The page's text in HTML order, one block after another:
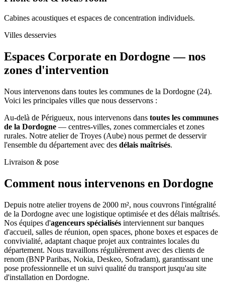
Cabines acoustiques et espaces de concentration individuels.
Villes desservies
Espaces Corporate en Dordogne —nos
zones d'intervention
Nous intervenons dans toutes les communes de la Dordogne (24).
Voici les principales villes que nous desservons :
Au-delà de Périgueux, nous intervenons dans toutes les communes
de la Dordogne — centres-villes, zones commerciales et zones
rurales. Notre atelier de Troyes (Aube) nous permet de desservir
l'ensemble du département avec des délais maîtrisés.
Livraison & pose
Comment nous intervenons en Dordogne
Depuis notre atelier troyens de 2000 m², nous couvrons l'intégralité
de la Dordogne avec une logistique optimisée et des délais maîtrisés.
Nos équipes d'agenceurs spécialisés interviennent sur banques
d'accueil, salles de réunion, open spaces, phone boxes et espaces de
convivialité, adaptant chaque projet aux contraintes locales du
département. Nous travaillons régulièrement avec des clients de
renom (BNP Paribas, Nokia, Deskeo, Sofradam), garantissant une
pose professionnelle et un suivi qualité du transport jusqu'au site
d'installation en Dordogne.